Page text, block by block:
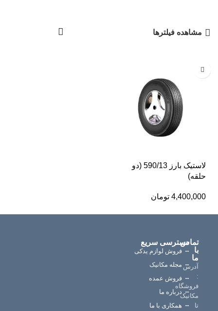
مشاهده فیلترها
لاستیک بارز 590/13 (دو
حلقه)
4,400,000 تومان
تماس
با
ما
آدرس
:
فروشگاه
مکانیک
تا
دسترسی سریع
فروش لوازم یدکی
مجله مکانیک
فروش عمده
درباره ما
همکاری با ما